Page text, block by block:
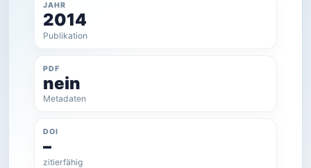
JAHR
2014
Publikation
PDF
nein
Metadaten
DOI
–
zitierfähig